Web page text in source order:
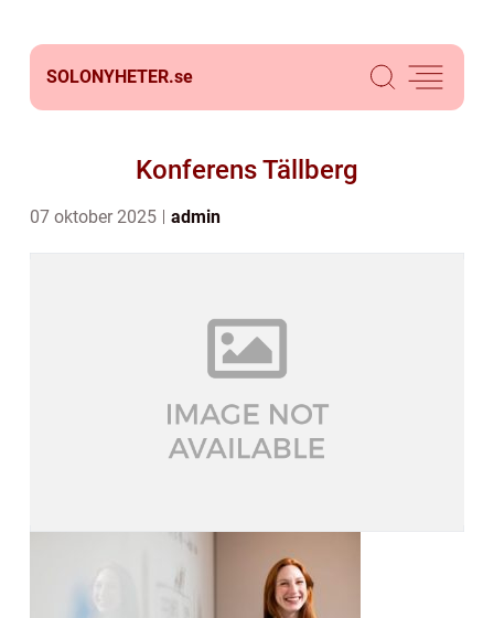
SOLONYHETER.se
Konferens Tällberg
07 oktober 2025 admin